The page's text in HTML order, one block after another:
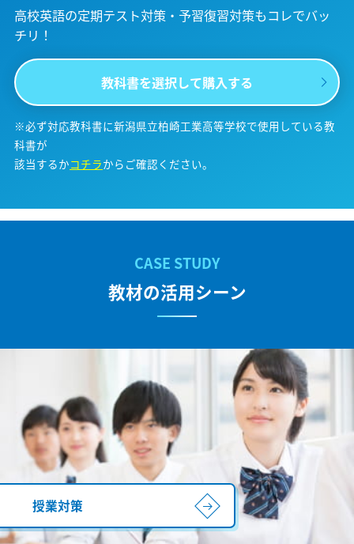
高校英語の定期テスト対策・予習復習対策もコレでバッ
チリ！
教科書を選択して購入する
※必ず対応教科書に新潟県立柏崎工業高等学校で使用している教
科書が
該当するかコチラからご確認ください。
教材の活用シーン
授業対策